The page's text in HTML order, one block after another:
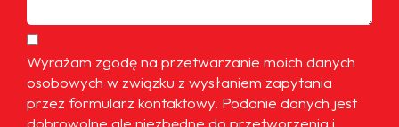
Wyrażam zgodę na przetwarzanie moich danych
osobowych w związku z wysłaniem zapytania
przez formularz kontaktowy. Podanie danych jest
dobrowolne ale niezbędne do przetworzenia i